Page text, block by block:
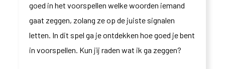
goed in het voorspellen welke woorden iemand
gaat zeggen, zolang ze op de juiste signalen
letten. In dit spel ga je ontdekken hoe goed je bent
in voorspellen. Kun jij raden wat ik ga zeggen?